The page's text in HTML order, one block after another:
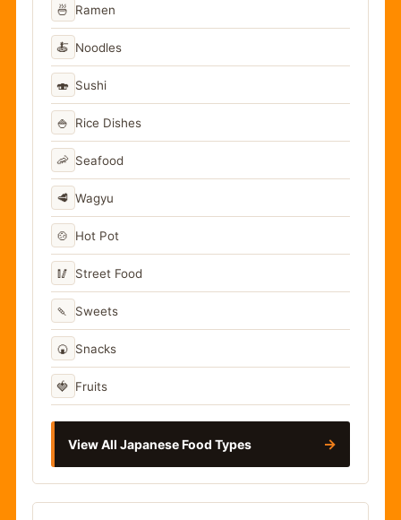
🍜 Ramen
🍝 Noodles
🍣 Sushi
🍚 Rice Dishes
🦐 Seafood
🥩 Wagyu
🍲 Hot Pot
🥢 Street Food
🍡 Sweets
🍘 Snacks
🍓 Fruits
View All Japanese Food Types →